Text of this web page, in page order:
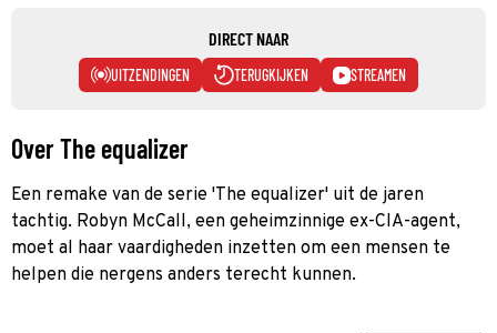
DIRECT NAAR
UITZENDINGEN TERUGKIJKEN STREAMEN
Over The equalizer
Een remake van de serie 'The equalizer' uit de jaren
tachtig. Robyn McCall, een geheimzinnige ex-CIA-agent,
moet al haar vaardigheden inzetten om een mensen te
helpen die nergens anders terecht kunnen.